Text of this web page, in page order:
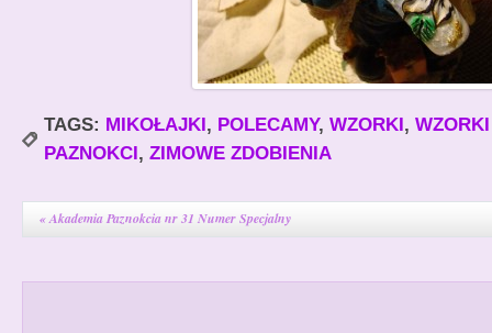
TAGS: MIKOŁAJKI, POLECAMY, WZORKI,
PAZNOKCI, ZIMOWE ZDOBIENIA
«Akademia Paznokcia nr 31 Numer Specjalny